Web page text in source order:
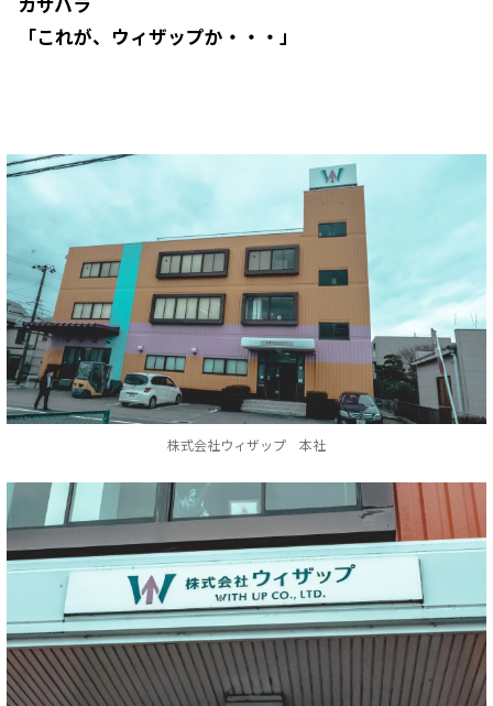
カサハラ
「これが、ウィザップか・・・」
株式会社ウィザップ 本社